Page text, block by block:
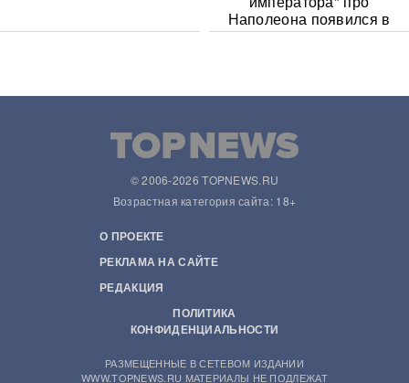
Наполеона появился в
Сети
© 2006-2026 TOPNEWS.RU
Возрастная категория сайта: 18+
О ПРОЕКТЕ
РЕКЛАМА НА САЙТЕ
РЕДАКЦИЯ
ПОЛИТИКА
КОНФИДЕНЦИАЛЬНОСТИ
РАЗМЕЩЕННЫЕ В СЕТЕВОМ ИЗДАНИИ
WWW.TOPNEWS.RU МАТЕРИАЛЫ НЕ ПОДЛЕЖАТ